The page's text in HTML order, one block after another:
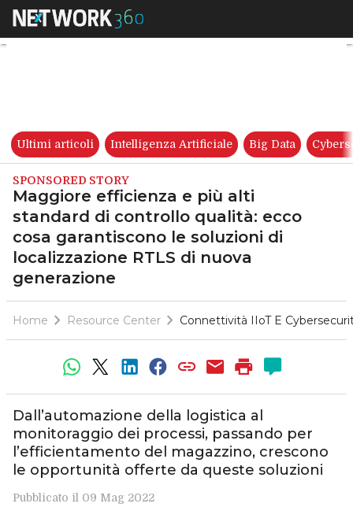
Maggiore efficienza e più alti
Ultimi articoli Intelligenza Artificiale Big Data
SPONSORED STORY
Maggiore efficienza e più alti
standard di controllo qualità: ecco
cosa garantiscono le soluzioni di
localizzazione RTLS di nuova
generazione
Home Resource Center Connettività IIoT E
Dall’automazione della logistica al
monitoraggio dei processi, passando per
l’efficientamento del magazzino, crescono
le opportunità offerte da queste soluzioni
Pubblicato il 09 Mag 2022